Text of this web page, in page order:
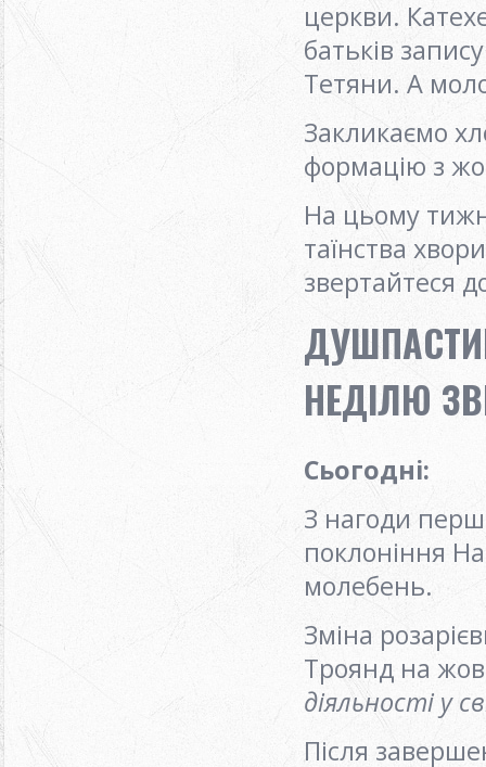
церкви.
батьків
Тетяни. А
Закликаємо
формацію з
На цьому
таїнства
звертайтеся
НЕДІЛЮ
Сьогодні:
З нагоди
поклоніння
молебень.
Зміна
Троянд на
діяльності у
Після